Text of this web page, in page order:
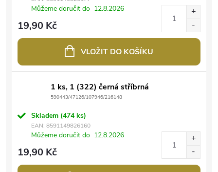
Můžeme doručit do 12.8.2026
19,90 Kč
VLOŽIT DO KOŠÍKU
1 ks, 1 (322) černá stříbrná
590443/47126/107946/216148
Skladem (474 ks)
EAN: 8591149826160
Můžeme doručit do 12.8.2026
19,90 Kč